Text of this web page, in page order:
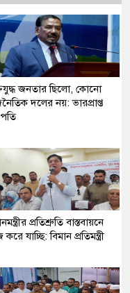
জনতার ছিলো, কোনো
দলের নয়: ভারপ্রাপ্ত
প্রতিশ্রুতি বাস্তবায়নে
যাচ্ছি: বিমান প্রতিমন্ত্রী